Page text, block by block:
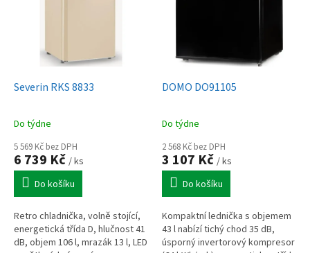
Severin RKS 8833
Do týdne
5 569 Kč bez DPH
6 739 Kč / ks
Do košíku
Retro chladnička, volně stojící,
energetická třída D, hlučnost 41
dB, objem 106 l, mrazák 13 l, LED
DOMO DO91105
Do týdne
2 568 Kč bez DPH
3 107 Kč / ks
Do košíku
Kompaktní lednička s objemem
43 l nabízí tichý chod 35 dB,
úsporný invertorový kompresor